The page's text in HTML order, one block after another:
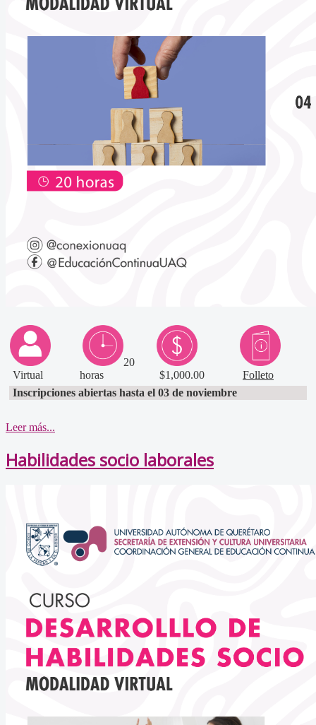
Virtual
20
horas
$1,000.00
Folleto
Inscripciones abiertas hasta el 03 de noviembre
Leer más...
Habilidades socio laborales